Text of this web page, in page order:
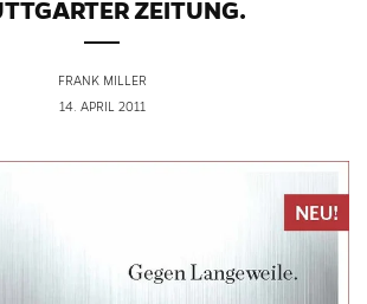
ZEITUNG.
FRANK MILLER
14. APRIL 2011